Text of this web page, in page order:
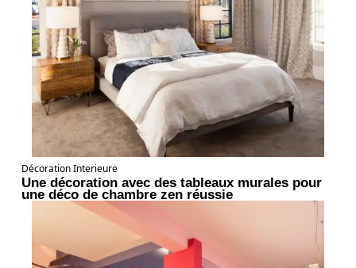
Décoration Interieure
Une décoration avec des tableaux murales pour
une déco de chambre zen réussie